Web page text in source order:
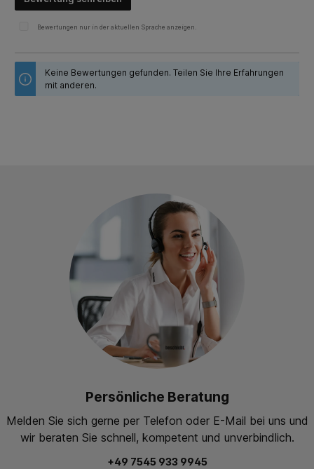
Bewertungen nur in der aktuellen Sprache anzeigen.
Keine Bewertungen gefunden. Teilen Sie Ihre Erfahrungen
mit anderen.
Persönliche Beratung
Melden Sie sich gerne per Telefon oder E-Mail bei uns und
wir beraten Sie schnell, kompetent und unverbindlich.
+49 7545 933 9945